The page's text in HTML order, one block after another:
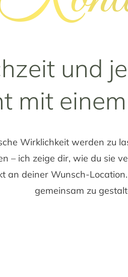
und
mit
Wirklichkeit werden zu
– ich zeige dir, wie du sie
an deiner Wunsch-
gemeinsam zu